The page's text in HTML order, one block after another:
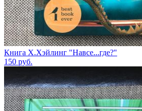
Книга Х.Хэйлинг "Навсе...где?"
150 руб.